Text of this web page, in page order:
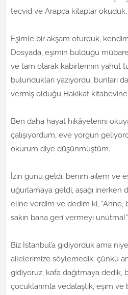
tecvid ve Arapça kitaplar okuduk.
Eşimle bir akşam oturduk,
Dosyada, eşimin bulduğu
ve tam olarak kabirlerinin yahut
bulundukları yazıyordu, bunları
vermiş olduğu Hakikat
Ben daha hayat hikâyelerini
çalışıyordum, eve yorgun
okurum diye düşünmüştüm.
İzin günü geldi, benim ailem ve
uğurlamaya geldi, aşağı inerken
eline verdim ve dedim ki, “Anne,
sakın bana geri vermeyi
Biz İstanbul’a gidiyorduk ama
ailelerimize söylemedik; çünkü
gidiyoruz, kafa dağıtmaya dedik,
çocuklarımla vedalaştık, eşim